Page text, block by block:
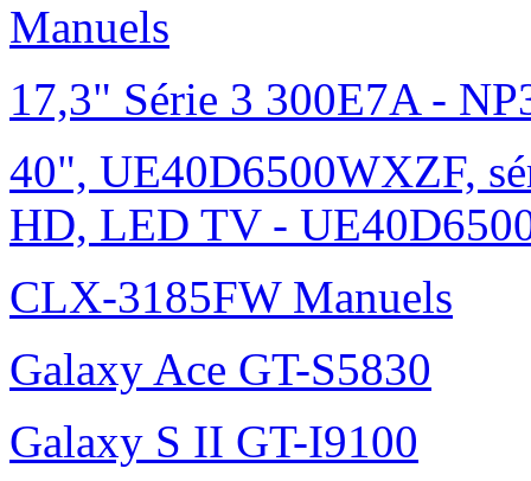
Manuels
17,3" Série 3 300E7A -
40", UE40D6500WXZF,
HD, LED TV -
CLX-3185FW Manuels
Galaxy Ace GT-S5830
Galaxy S II GT-I9100